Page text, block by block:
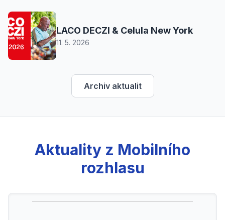
LACO DECZI & Celula New York
11. 5. 2026
Archiv aktualit
Aktuality z Mobilního
rozhlasu